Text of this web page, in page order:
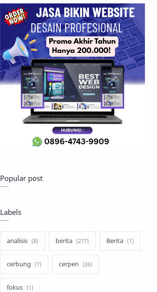
Popular post
Labels
analisis berita Berita
cerbung cerpen
fokus